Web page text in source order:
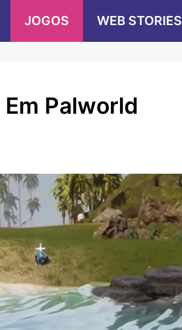
JOGOS WEB STORIES
Palworld